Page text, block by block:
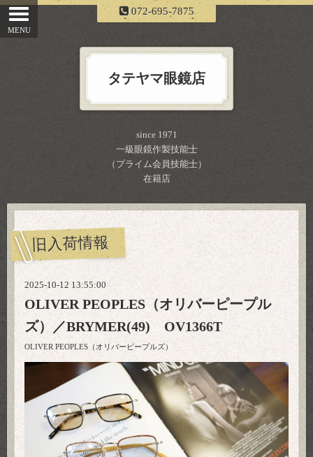
072-695-7875
タテヤマ眼鏡店
since 1971
一級眼鏡作製技能士
（プライム会員技能士）
在籍店
旧入荷情報
2025-10-12 13:55:00
OLIVER PEOPLES（オリバーピープル
ズ）／BRYMER(49) OV1366T
OLIVER PEOPLES（オリバーピープルズ）